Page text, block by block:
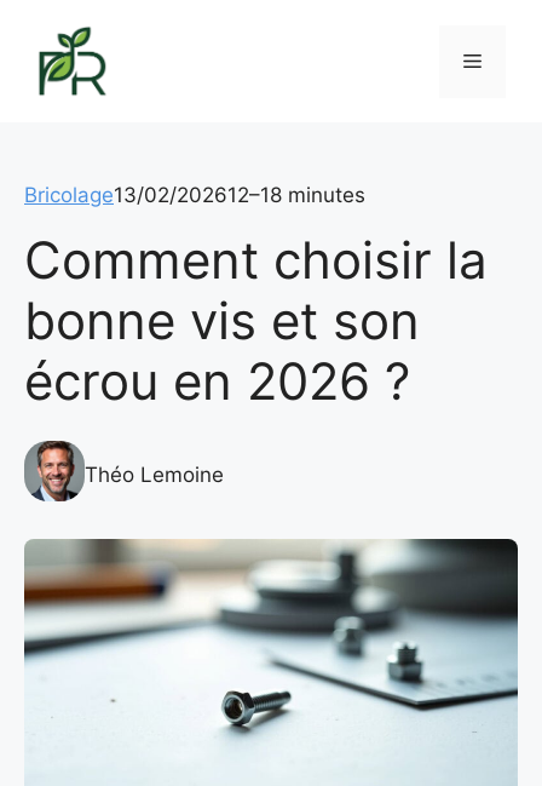
contenu
Menu
Bricolage13/02/202612–18 minutes
Comment choisir la
bonne vis et son
écrou en 2026 ?
Théo Lemoine